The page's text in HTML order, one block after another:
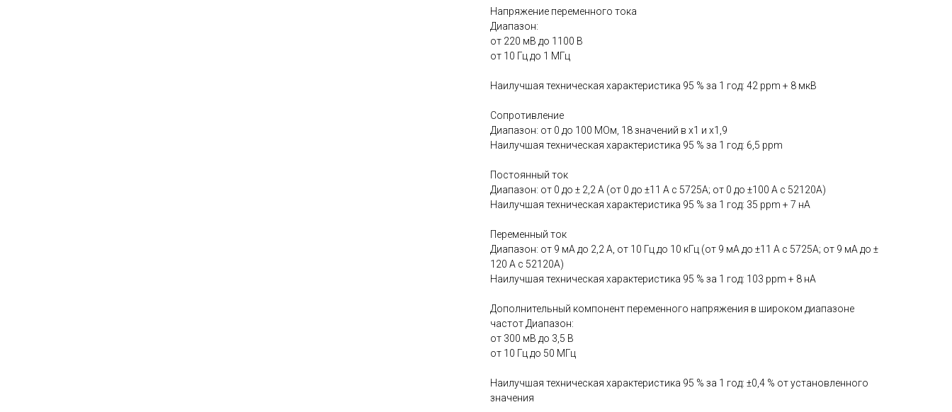
Напряжение переменного тока
Диапазон:
от 220 мВ до 1100 В
от 10 Гц до 1 МГц
Наилучшая техническая характеристика 95 % за 1 год: 42 ppm + 8 мкВ
Сопротивление
Диапазон: от 0 до 100 МОм, 18 значений в x1 и x1,9
Наилучшая техническая характеристика 95 % за 1 год: 6,5 ppm
Постоянный ток
Диапазон: от 0 до ± 2,2 А (от 0 до ±11 А с 5725A; от 0 до ±100 А с 52120A)
Наилучшая техническая характеристика 95 % за 1 год: 35 ppm + 7 нА
Переменный ток
Диапазон: от 9 мА до 2,2 А, от 10 Гц до 10 кГц (от 9 мА до ±11 А с 5725A; от 9 мА до ±
120 А с 52120A)
Наилучшая техническая характеристика 95 % за 1 год: 103 ppm + 8 нА
Дополнительный компонент переменного напряжения в широком диапазоне
частот Диапазон:
от 300 мВ до 3,5 В
от 10 Гц до 50 МГц
Наилучшая техническая характеристика 95 % за 1 год: ±0,4 % от установленного
значения